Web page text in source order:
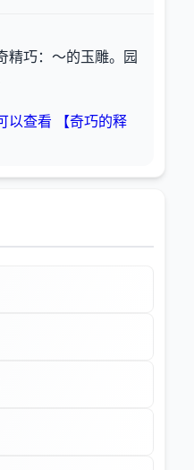
精巧：～的玉雕。园
以查看 【奇巧的释